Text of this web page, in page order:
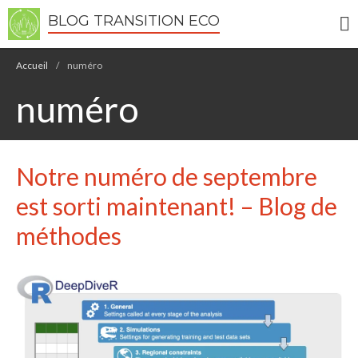
Développement durable
Permaculture
BLOG TRANSITION ECO
Accueil / numéro
numéro
Notre numéro de septembre
est sorti maintenant! – Blog de
méthodes